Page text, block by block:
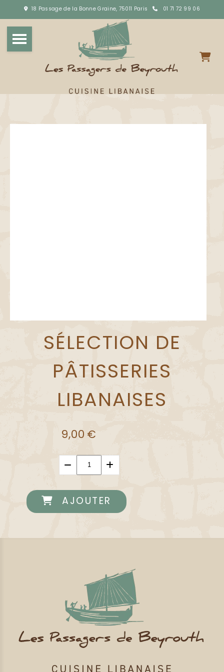
 18 Passage de la Bonne Graine, 75011 Paris 01 71 72 99 06
SÉLECTION DE
PÂTISSERIES
LIBANAISES
9,00 €
AJOUTER